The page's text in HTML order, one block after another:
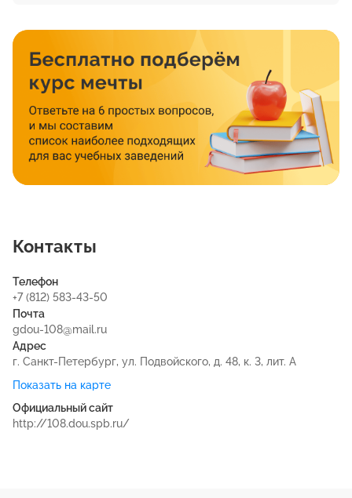
Контакты
Телефон
+7 (812) 583-43-50
Почта
gdou-108@mail.ru
Адрес
г. Санкт-Петербург, ул. Подвойского, д. 48, к. 3, лит. А
Показать на карте
Официальный сайт
http://108.dou.spb.ru/